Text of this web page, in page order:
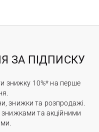
ЗА ПІДПИСКУ
знижку 10%* на перше
знижки та розпродажі.
та акційними